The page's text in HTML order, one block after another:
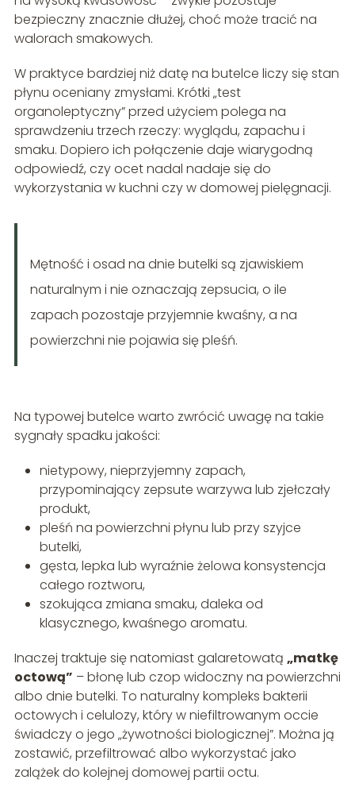
bezpieczny znacznie dłużej, choć może tracić na
walorach smakowych.
W praktyce bardziej niż datę na butelce liczy się stan
płynu oceniany zmysłami. Krótki „test
organoleptyczny” przed użyciem polega na
sprawdzeniu trzech rzeczy: wyglądu, zapachu i
smaku. Dopiero ich połączenie daje wiarygodną
odpowiedź, czy ocet nadal nadaje się do
wykorzystania w kuchni czy w domowej pielęgnacji.
Mętność i osad na dnie butelki są zjawiskiem
naturalnym i nie oznaczają zepsucia, o ile
zapach pozostaje przyjemnie kwaśny, a na
powierzchni nie pojawia się pleśń.
Na typowej butelce warto zwrócić uwagę na takie
sygnały spadku jakości:
nietypowy, nieprzyjemny zapach,
przypominający zepsute warzywa lub zjełczały
produkt,
pleśń na powierzchni płynu lub przy szyjce
butelki,
gęsta, lepka lub wyraźnie żelowa konsystencja
całego roztworu,
szokująca zmiana smaku, daleka od
klasycznego, kwaśnego aromatu.
Inaczej traktuje się natomiast galaretowatą „matkę
octową” – błonę lub czop widoczny na powierzchni
albo dnie butelki. To naturalny kompleks bakterii
octowych i celulozy, który w niefiltrowanym occie
świadczy o jego „żywotności biologicznej”. Można ją
zostawić, przefiltrować albo wykorzystać jako
zalążek do kolejnej domowej partii octu.